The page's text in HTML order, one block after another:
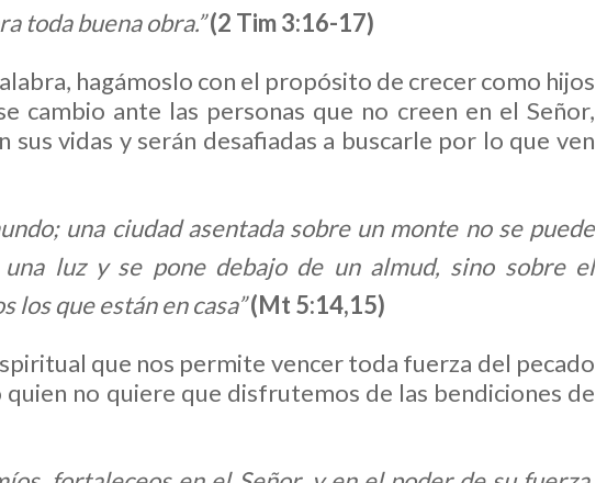
toda buena obra.”(2 Tim 3:16-17)
hagámoslo con el propósito de crecer como hijos
cambio ante las personas que no creen en el Señor,
sus vidas y serán desafiadas a buscarle por lo que ven
una ciudad asentada sobre un monte no se puede
luz y se pone debajo de un almud, sino sobre el
los que están en casa”(Mt 5:14,15)
que nos permite vencer toda fuerza del pecado
no quiere que disfrutemos de las bendiciones de